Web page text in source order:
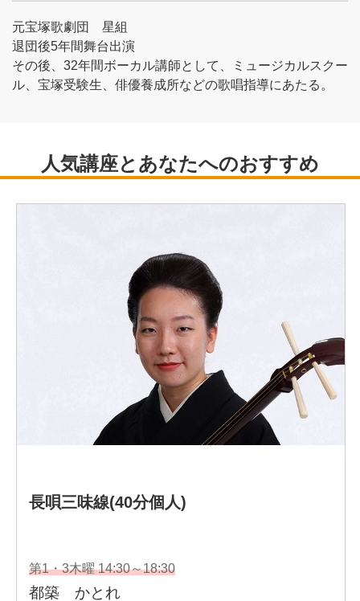
元宝塚歌劇団 星組
退団後5年間舞台出演
その後、32年間ボーカル講師として、ミュージカルスクー
ル、宝塚受験生、俳優養成所などの歌唱指導にあたる。